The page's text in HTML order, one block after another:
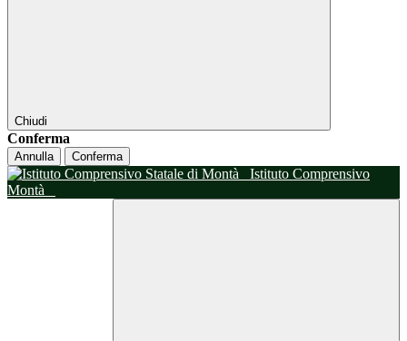
Chiudi
Conferma
Annulla Conferma
Istituto Comprensivo
Montà